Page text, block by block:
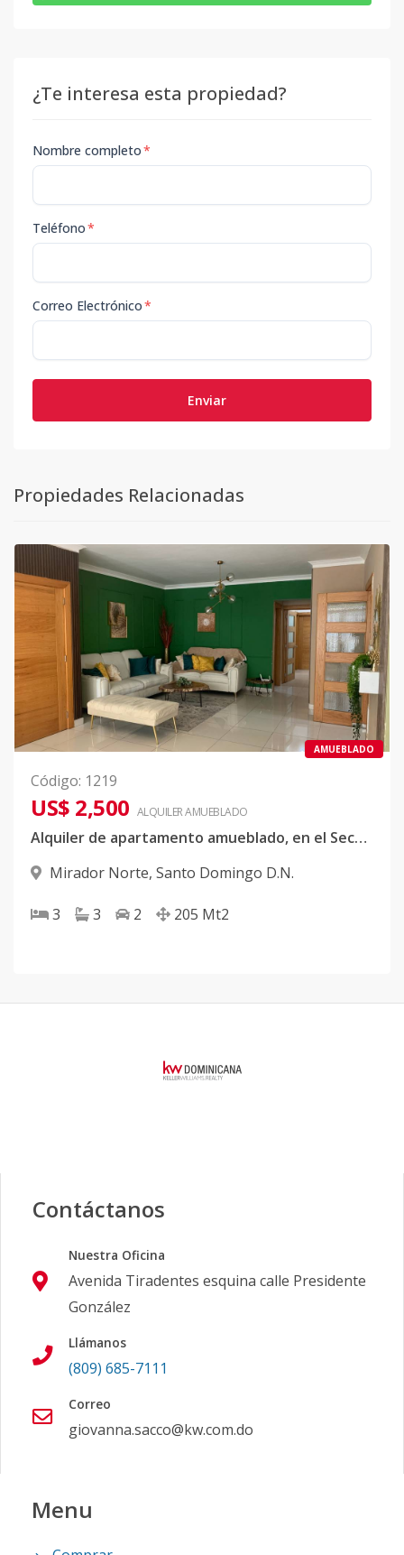
¿Te interesa esta propiedad?
Nombre completo*
Teléfono*
Correo Electrónico*
Enviar
Propiedades Relacionadas
AMUEBLADO
Código: 1219
US$ 2,500 ALQUILERAMUEBLADO
Alquiler de apartamento amueblado, en el Sector Mirador Norte.
Mirador Norte, Santo Domingo D.N.
3 3 2 205 Mt2
Contáctanos
Nuestra Oficina
Avenida Tiradentes esquina calle Presidente
González
Llámanos
(809) 685-7111
Correo
giovanna.sacco@kw.com.do
Menu